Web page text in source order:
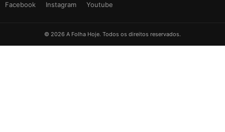
Facebook
Instagram Youtube
© 2026 A Folha Hoje. Todos os direitos reservados.